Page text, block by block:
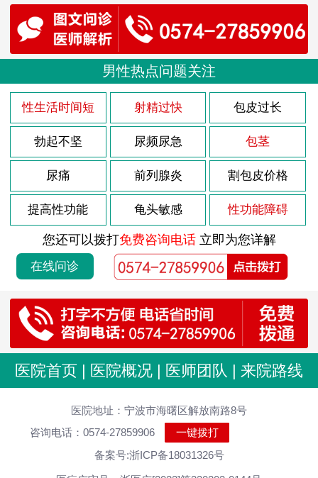
导致少精症的原因有哪些呢
男人前列腺痛是什么原因引起的 2022-05-10
患上前列腺痛会有哪些不适症状
前列腺痛的症状表现有什么 2022-05-10
导致男性前列腺痛有哪些坏习惯 2022-05-10
导致男人患上前列腺痛的原因 2022-05-10
包皮过长的表现有哪些？ 2022-05-10
包皮过长不割有哪些害处？ 2022-05-10
包皮过长不割会有哪些不良影响 2022-05-10
包皮过长病因到底有哪些 2022-05-10
包皮过长并发症有哪些呢 2022-05-10
包皮龟头炎有哪几种常见的危害 2022-05-10
包皮龟头炎如何预防呢 2022-05-10
包皮龟头炎的发病原因是什么
包皮龟头炎的常见类型有哪些
患上阳痿要注意的事项
得了阳痿会有哪些症状出现
男性热点问题关注
性生活时间短 射精过快 包皮过长
勃起不坚 尿频尿急 包茎
尿痛 前列腺炎 割包皮价格
提高性功能 龟头敏感 性功能障碍
您还可以拨打免费咨询电话立即为您详解
在线问诊
医院首页 | 医院概况 | 医师团队 | 来院路线
医院地址：宁波市海曙区解放南路8号
咨询电话：0574-27859906
一键拨打
备案号:浙ICP备18031326号